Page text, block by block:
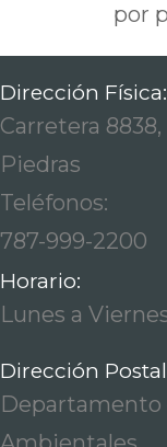
por
Dirección Física:
Carretera
Piedras
Teléfonos:
787-999-2200
Horario:
Lunes a
Dirección Postal
Departamento